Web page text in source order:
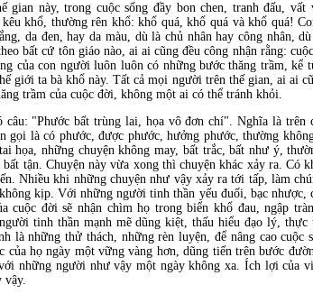
gian này, trong cuộc sống đầy bon chen, tranh đấu,
khổ, thường rên khổ: khổ quá, khổ quá và khổ quá!
da đen, hay da màu, dù là chủ nhân hay công nhân,
bất cứ tôn giáo nào, ai ai cũng đều công nhận rằng:
của con người luôn luôn có những bước thăng trầm, kể
giới ta bà khổ này. Tất cả mọi người trên thế gian, ai ai
trầm của cuộc đời, không một ai có thể tránh khỏi.
câu: "Phước bất trùng lai, họa vô đơn chí". Nghĩa là
gọi là có phước, được phước, hưởng phước, thường
họa, những chuyện không may, bất trắc, bất như ý,
bất tận. Chuyện này vừa xong thì chuyện khác xảy ra. Có
Nhiều khi những chuyện như vậy xảy ra tới tấp, làm
kịp. Với những người tinh thần yếu đuối, bạc nhược,
cuộc đời sẽ nhận chìm họ trong biển khổ đau, ngập
tinh thần mạnh mẽ dũng kiệt, thấu hiểu đạo lý,
là những thử thách, những rèn luyện, để nâng cao cuộc
của họ ngày một vững vàng hơn, dũng tiến trên bước
những người như vậy một ngày không xa. Ích lợi của
vậy.